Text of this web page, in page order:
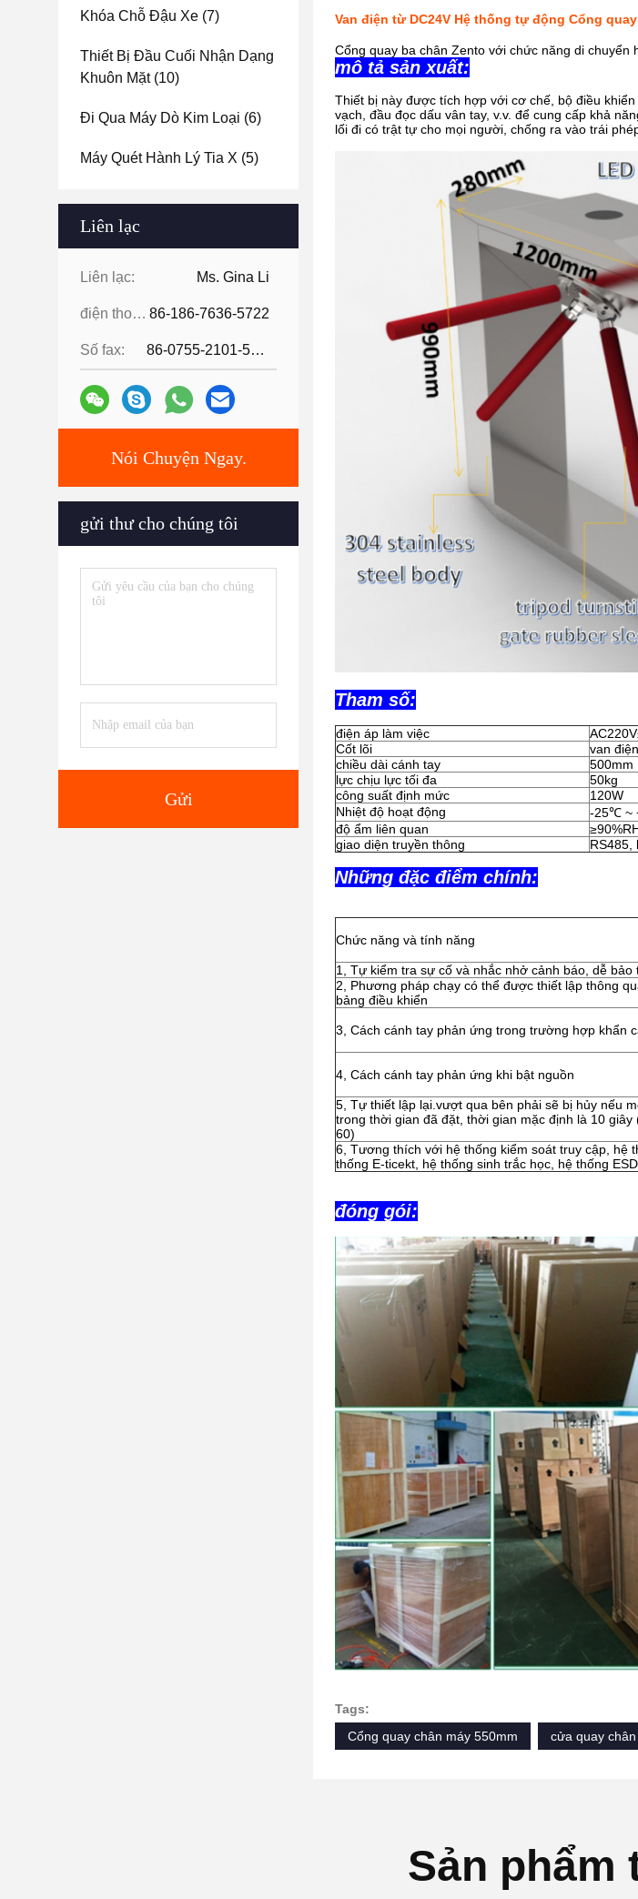
Khóa Chỗ Đậu Xe (7)
Thiết Bị Đầu Cuối Nhận Dạng
Khuôn Mặt(10)
Đi Qua Máy Dò Kim Loại (6)
Máy Quét Hành Lý Tia X (5)
Liên lạc
Liên lạc: Ms. Gina Li
điện thoại: 86-186-7636-5722
Số fax: 86-0755-2101-5736
Nói Chuyện Ngay.
gửi thư cho chúng tôi
Gửi
Van điện từ DC24V Hệ thống tự động Cổng
Cổng quay ba chân Zento với chức năng di chuyển
mô tả sản xuất:
Thiết bị này được tích hợp với cơ chế, bộ điều
vạch, đầu đọc dấu vân tay, v.v. để cung cấp khả
lối đi có trật tự cho mọi người, chống ra vào trái
Tham số:
điện áp làm việc
Cốt lõi
van
chiều dài cánh tay
500mm
lực chịu lực tối đa
50kg
công suất định mức
120W
Nhiệt độ hoạt động
-25℃ ~
độ ẩm liên quan
giao diện truyền thông
RS485,
Những đặc điểm chính:
Chức năng và tính năng
1, Tự kiểm tra sự cố và nhắc nhở cảnh báo, dễ bảo
2, Phương pháp chạy có thể được thiết lập thông
bảng điều khiển
3, Cách cánh tay phản ứng trong trường hợp khẩn
4, Cách cánh tay phản ứng khi bật nguồn
5, Tự thiết lập lại.vượt qua bên phải sẽ bị hủy nếu
trong thời gian đã đặt, thời gian mặc định là 10 giây
60)
6, Tương thích với hệ thống kiểm soát truy cập, hệ
thống E-ticekt, hệ thống sinh trắc học, hệ thống
đóng gói:
Tags:
Cổng quay chân máy 550mm
cửa quay
Sản